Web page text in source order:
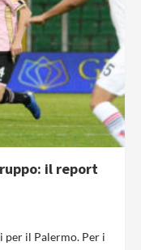
il report
per il Palermo. Per i